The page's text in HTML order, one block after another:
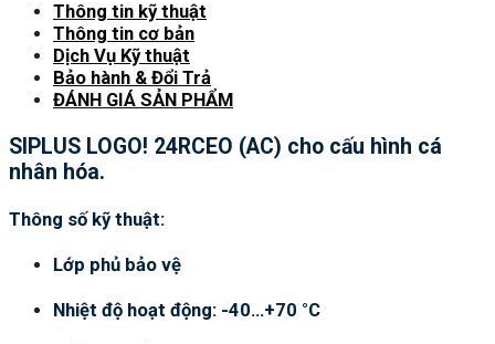
Thông tin kỹ thuật
Thông tin cơ bản
Dịch Vụ Kỹ thuật
Bảo hành & Đổi Trả
ĐÁNH GIÁ SẢN PHẨM
SIPLUS LOGO! 24RCEO (AC) cho cấu hình cá
nhân hóa.
Thông số kỹ thuật:
Lớp phủ bảo vệ
Nhiệt độ hoạt động: -40…+70 °C